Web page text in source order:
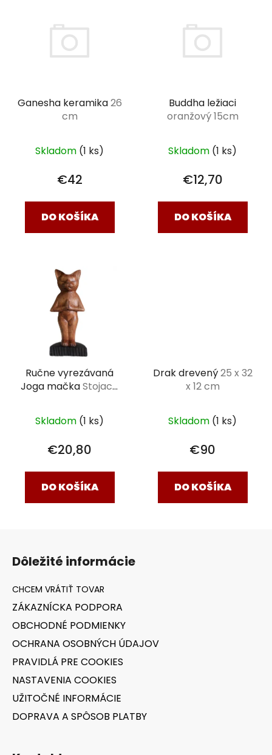
Ganesha keramika26
cm
Skladom (1 ks)
€42
DO KOŠÍKA
Buddha ležiaci
oranžový 15cm
Skladom (1 ks)
€12,70
DO KOŠÍKA
Ručne vyrezávaná
Joga mačkaStojaca
Skladom (1 ks)
€20,80
DO KOŠÍKA
Drak drevený25 x 32
x 12 cm
Skladom (1 ks)
€90
DO KOŠÍKA
Dôležité informácie
ZÁKAZNÍCKA PODPORA
OBCHODNÉ PODMIENKY
OCHRANA OSOBNÝCH ÚDAJOV
PRAVIDLÁ PRE COOKIES
NASTAVENIA COOKIES
UŽITOČNÉ INFORMÁCIE
DOPRAVA A SPÔSOB PLATBY